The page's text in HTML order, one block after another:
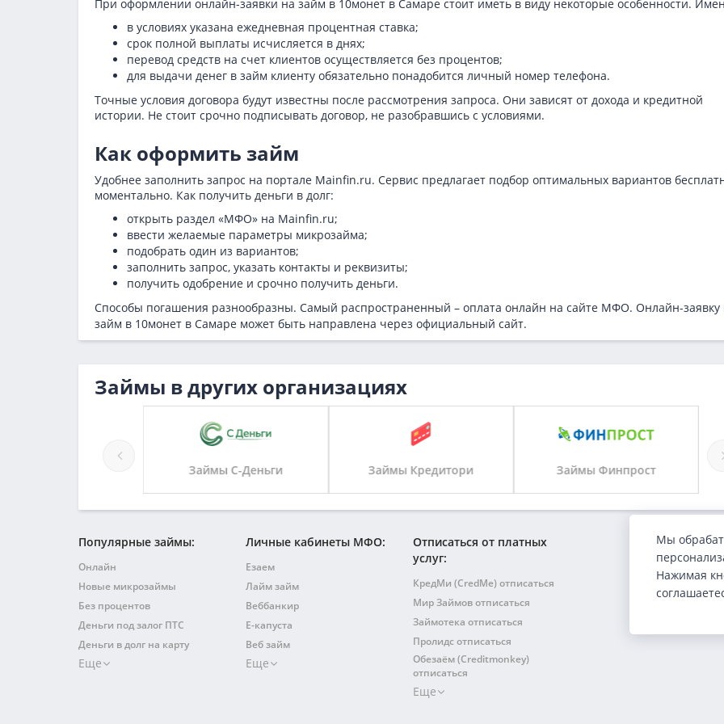
При оформлении онлайн-заявки на займ в 10монет в Самаре стоит иметь в виду некоторые особенности.
в условиях указана ежедневная процентная ставка;
срок полной выплаты исчисляется в днях;
перевод средств на счет клиентов осуществляется без процентов;
для выдачи денег в займ клиенту обязательно понадобится личный номер телефона.
Точные условия договора будут известны после рассмотрения запроса. Они зависят от дохода и кредитной
истории. Не стоит срочно подписывать договор, не разобравшись с условиями.
Как оформить займ
Удобнее заполнить запрос на портале Mainfin.ru. Сервис предлагает подбор оптимальных вариантов
моментально. Как получить деньги в долг:
открыть раздел «МФО» на Mainfin.ru;
ввести желаемые параметры микрозайма;
подобрать один из вариантов;
заполнить запрос, указать контакты и реквизиты;
получить одобрение и срочно получить деньги.
Способы погашения разнообразны. Самый распространенный – оплата онлайн на сайте МФО. Онлайн-заявку
займ в 10монет в Самаре может быть направлена через официальный сайт.
Займы в других организациях
Займы С-Деньги Займы Кредитори Займы Финпрост
Популярные займы:
Онлайн
Новые микрозаймы
Без процентов
Деньги под залог ПТС
Деньги в долг на карту
Быстрый на карту
Еще
Личные кабинеты МФО:
Езаем
Лайм займ
Веббанкир
Е-капуста
Веб займ
Займер
Еще
Отписаться от платных
услуг:
КредМи (CredMe) отписаться
Мир Займов отписаться
Займотека отписаться
Пролидс отписаться
Обезаём (Creditmonkey)
отписаться
Есть Кредит отписаться
Еще
Мы
Нажимая